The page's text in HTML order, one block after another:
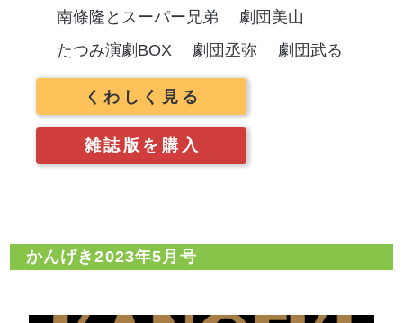
南條隆とスーパー兄弟
劇団美山
たつみ演劇BOX
劇団丞弥 劇団武る
くわしく見る
雑誌版を購入
かんげき2023年5月号